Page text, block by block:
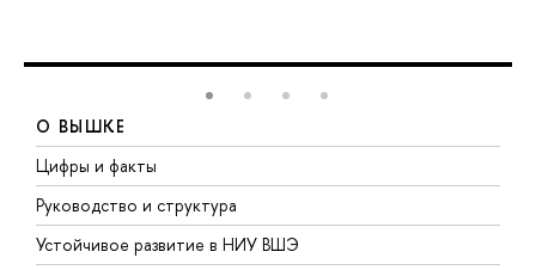
О ВЫШКЕ
Цифры и факты
Руководство и структура
Устойчивое развитие в НИУ ВШЭ